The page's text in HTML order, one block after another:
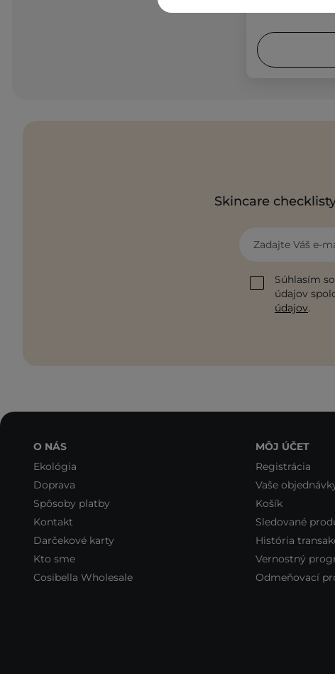
Skincare
Zadajte Váš e-
Súhlasím
údajov
údajov.
O NÁS
Ekológia
Doprava
Spôsoby platby
Kontakt
Darčekové karty
Kto sme
Cosibella Wholesale
MÔJ ÚČET
Registrácia
Vaše
Košík
Sledované
História
Vernostný
Odmeňovací